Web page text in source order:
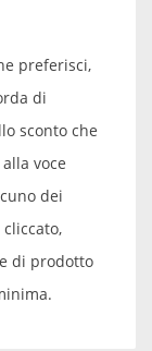
preferisci,
di
sconto che
voce
dei
di prodotto